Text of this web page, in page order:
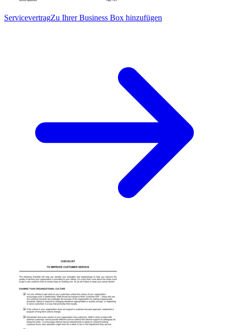
ServicevertragZu Ihrer Business Box hinzufügen